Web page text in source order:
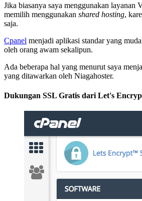
Jika biasanya saya menggunakan layanan
memilih menggunakan shared hosting,
saja.
Cpanel menjadi aplikasi standar yang
oleh orang awam sekalipun.
Ada beberapa hal yang menurut saya
yang ditawarkan oleh Niagahoster.
Dukungan SSL Gratis dari Let's